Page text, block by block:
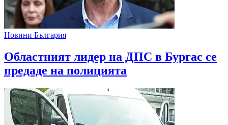
Новини България
Областният лидер на ДПС в Бургас се
предаде на полицията